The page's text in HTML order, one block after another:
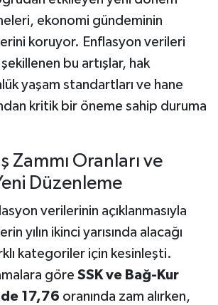
ekonomi gündeminin
koruyor. Enflasyon verileri
bu artışlar, hak
yaşam standartları ve hane
kritik bir öneme sahip duruma
Zammı Oranları ve
Düzenleme
verilerinin açıklanmasıyla
yılın ikinci yarısında alacağı
kategoriler için kesinleşti.
göre SSK ve Bağ-Kur
17,76 oranında zam alırken,